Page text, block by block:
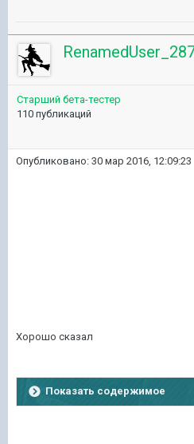
Старший бета-тестер
110 публикаций
Опубликовано: 30 мар 2016, 12:09:23
Хорошо сказал
Показать содержимое